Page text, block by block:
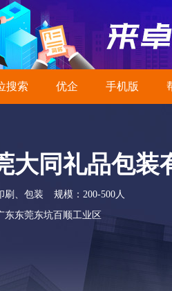
搜索 优企 手机版
大同礼品包装
刷、包装
规模：200-500人
东东莞东坑百顺工业区